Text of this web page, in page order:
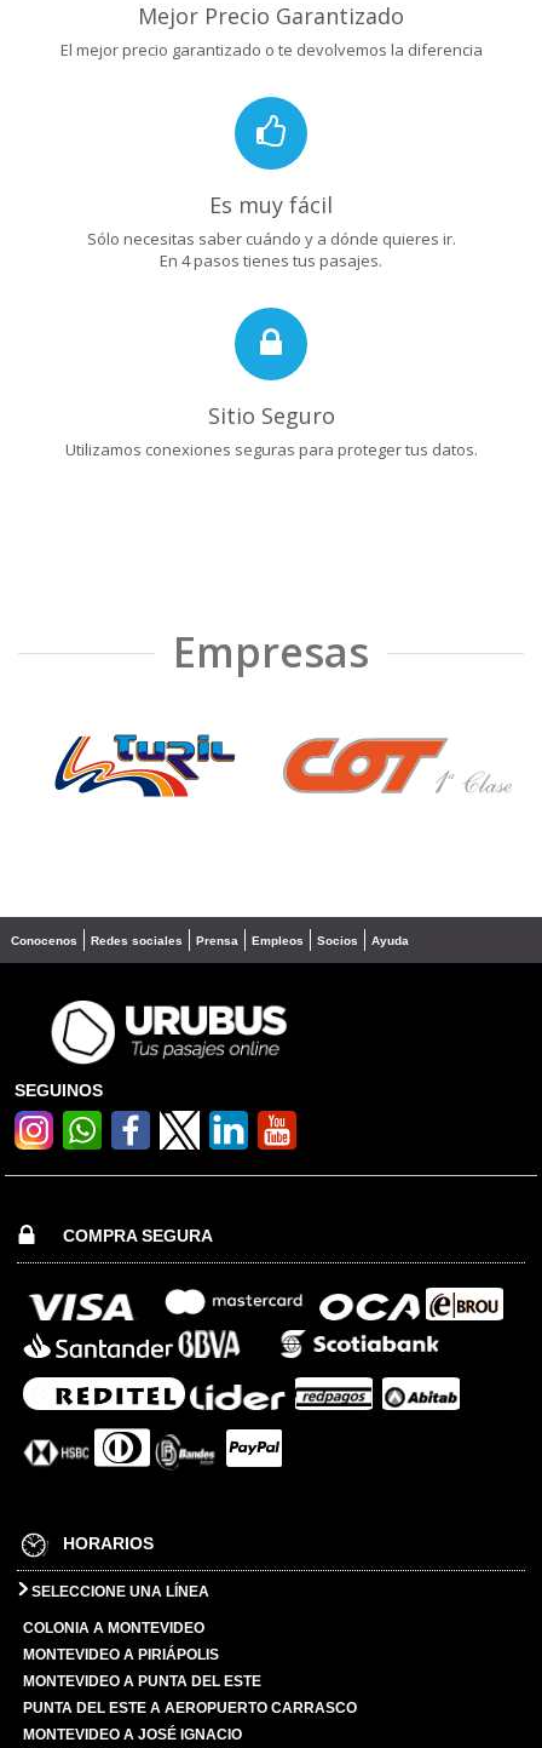
Mejor Precio Garantizado
El mejor precio garantizado o te devolvemos la diferencia
Es muy fácil
Sólo necesitas saber cuándo y a dónde quieres ir.
En 4 pasos tienes tus pasajes.
Sitio Seguro
Utilizamos conexiones seguras para proteger tus datos.
Empresas
❮ ❯
Conocenos Redes sociales Prensa Empleos Socios Ayuda
SEGUINOS
COMPRA SEGURA
HORARIOS
SELECCIONE UNA LÍNEA
COLONIA A MONTEVIDEO
MONTEVIDEO A PIRIÁPOLIS
MONTEVIDEO A PUNTA DEL ESTE
PUNTA DEL ESTE A AEROPUERTO CARRASCO
MONTEVIDEO A JOSÉ IGNACIO